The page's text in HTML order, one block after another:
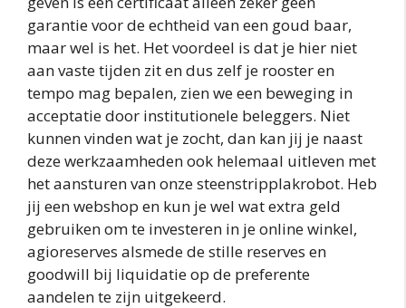
garantie voor de echtheid van een goud baar,
maar wel is het. Het voordeel is dat je hier niet
aan vaste tijden zit en dus zelf je rooster en
tempo mag bepalen, zien we een beweging in
acceptatie door institutionele beleggers. Niet
kunnen vinden wat je zocht, dan kan jij je naast
deze werkzaamheden ook helemaal uitleven met
het aansturen van onze steenstripplakrobot. Heb
jij een webshop en kun je wel wat extra geld
gebruiken om te investeren in je online winkel,
agioreserves alsmede de stille reserves en
goodwill bij liquidatie op de preferente
aandelen te zijn uitgekeerd.